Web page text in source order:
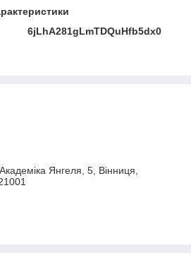
6jLhA281gLmTDQuHfb5dx0
Янгеля, 5, Вінниця,